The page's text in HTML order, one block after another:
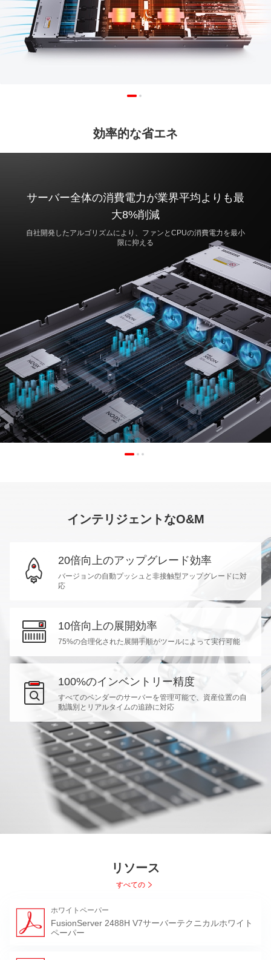
効率的な省エネ
サーバー全体の消費電力が業界平均よりも最
大8%削減
自社開発したアルゴリズムにより、ファンとCPUの消費電力を最小
限に抑える
インテリジェントなO&M
20倍向上のアップグレード効率
バージョンの自動プッシュと非接触型アップグレードに対
応
10倍向上の展開効率
75%の合理化された展開手順がツールによって実行可能
100%のインベントリー精度
すべてのベンダーのサーバーを管理可能で、資産位置の自
動識別とリアルタイムの追跡に対応
リソース
すべての
ホワイトペーパー
FusionServer 2488H V7サーバーテクニカルホワイト
ペーパー